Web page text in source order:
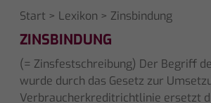
Start > Lexikon > Zinsbindung
ZINSBINDUNG
(= Zinsfestschreibung) Der Begriff
wurde durch das Gesetz zur
Verbraucherkreditrichtlinie ersetzt